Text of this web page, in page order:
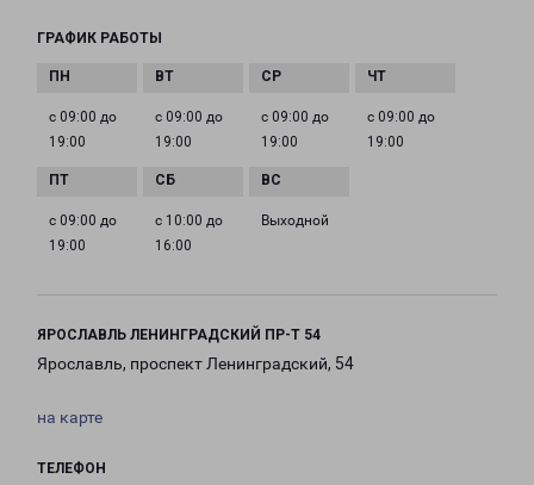
ГРАФИК РАБОТЫ
с 09:00 до
19:00
с 09:00 до
19:00
с 09:00 до
19:00
с 09:00 до
19:00
с 09:00 до
19:00
с 10:00 до
16:00
Выходной
ЯРОСЛАВЛЬ ЛЕНИНГРАДСКИЙ ПР-Т 54
Ярославль, проспект Ленинградский, 54
на карте
ТЕЛЕФОН